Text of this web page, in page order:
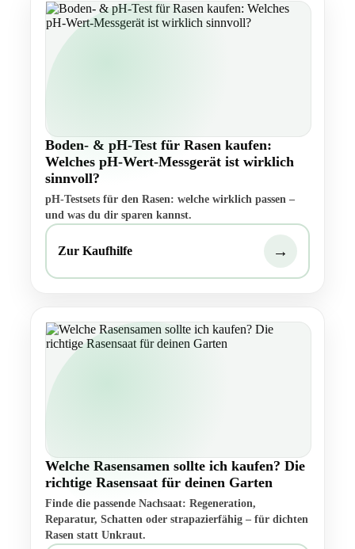
Boden- & pH-Test für Rasen kaufen:
Welches pH-Wert-Messgerät ist wirklich
sinnvoll?
pH-Testsets für den Rasen: welche wirklich passen –
und was du dir sparen kannst.
Zur Kaufhilfe →
Welche Rasensamen sollte ich kaufen? Die
richtige Rasensaat für deinen Garten
Finde die passende Nachsaat: Regeneration,
Reparatur, Schatten oder strapazierfähig – für dichten
Rasen statt Unkraut.